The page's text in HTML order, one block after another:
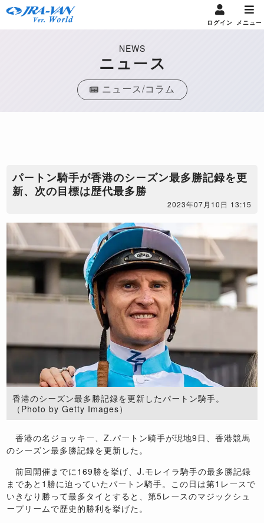
ログイン メニュー
NEWS
ニュース
ニュース/コラム
パートン騎手が香港のシーズン最多勝記録を更
新、次の目標は歴代最多勝
2023年07月10日 13:15
香港のシーズン最多勝記録を更新したパートン騎手。
（Photo by Getty Images）
香港の名ジョッキー、Z.パートン騎手が現地9日、香港競馬
のシーズン最多勝記録を更新した。
前回開催までに169勝を挙げ、J.モレイラ騎手の最多勝記録
まであと1勝に迫っていたパートン騎手。この日は第1レースで
いきなり勝って最多タイとすると、第5レースのマジックシュ
ープリームで歴史的勝利を挙げた。